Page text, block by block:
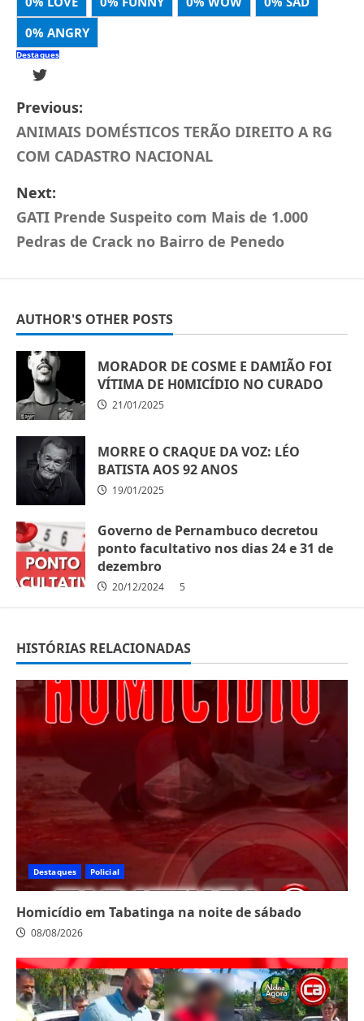
0% ANGRY
Destaques
Previous:
ANIMAIS DOMÉSTICOS TERÃO DIREITO A RG
COM CADASTRO NACIONAL
Next:
GATI Prende Suspeito com Mais de 1.000
Pedras de Crack no Bairro de Penedo
AUTHOR'S OTHER POSTS
MORADOR DE COSME E DAMIÃO FOI
VÍTIMA DE H0MICÍDIO NO CURADO
21/01/2025
MORRE O CRAQUE DA VOZ: LÉO
BATISTA AOS 92 ANOS
19/01/2025
Governo de Pernambuco decretou
ponto facultativo nos dias 24 e 31 de
dezembro
20/12/2024 5
HISTÓRIAS RELACIONADAS
Destaques Policial
Homicídio em Tabatinga na noite de sábado
08/08/2026